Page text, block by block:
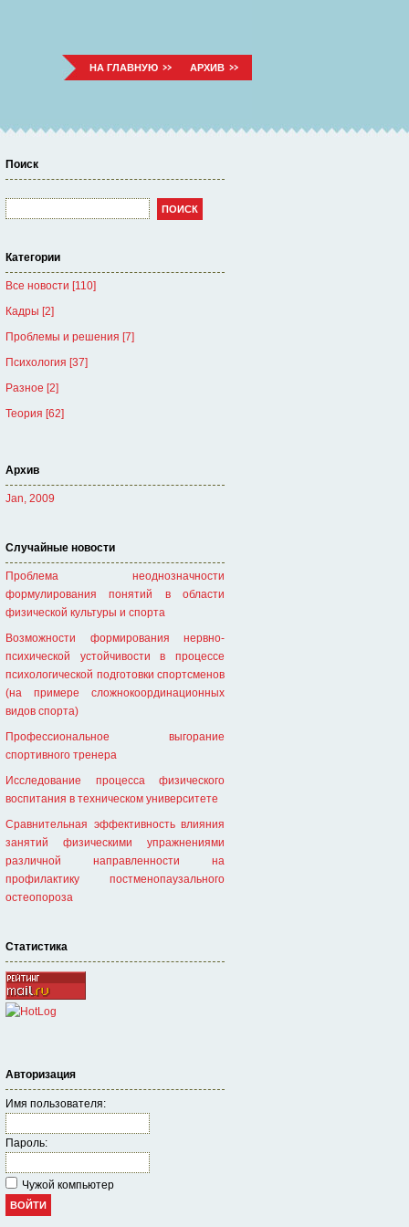
НА ГЛАВНУЮ
АРХИВ
Поиск
Категории
Все новости [110]
Кадры [2]
Проблемы и решения [7]
Психология [37]
Разное [2]
Теория [62]
Архив
Jan, 2009
Случайные новости
Проблема неоднозначности
формулирования понятий в области
физической культуры и спорта
Возможности формирования нервно-
психической устойчивости в процессе
психологической подготовки спортсменов
(на примере сложнокоординационных
видов спорта)
Профессиональное выгорание
спортивного тренера
Исследование процесса физического
воспитания в техническом университете
Сравнительная эффективность влияния
занятий физическими упражнениями
различной направленности на
профилактику постменопаузального
остеопороза
Статистика
Авторизация
Имя пользователя:
Пароль:
Чужой компьютер